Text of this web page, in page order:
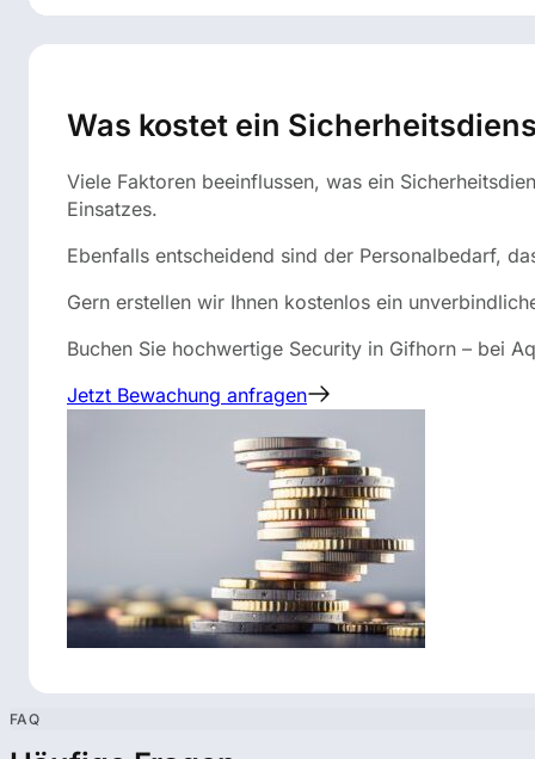
Was kostet ein
Viele Faktoren beeinflussen, was ein
Einsatzes.
Ebenfalls entscheidend sind der Personalbedarf,
Gern erstellen wir Ihnen kostenlos ein
Buchen Sie hochwertige Security in Gifhorn – bei
Jetzt Bewachung anfragen
FAQ